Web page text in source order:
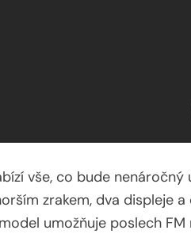
vše, co bude nenáročný
zrakem, dva displeje a
umožňuje poslech FM